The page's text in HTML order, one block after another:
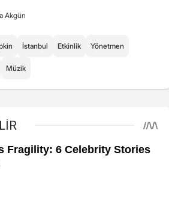
Akgün
İstanbul Etkinlik Yönetmen
Müzik